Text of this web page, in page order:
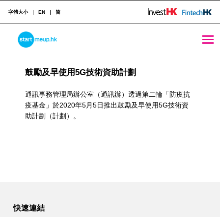
Anti-Epidemic Fund – Support Measures for SMEs and Startups Archives - StartmeupHK
STARTMEUPHK
字體大小 EN 简
R
C
鼓勵及早使用5G技術資助計劃
通訊事務管理局辦公室（通訊辦）透過第二輪「防疫抗
疫基金」於2020年5月5日推出鼓勵及早使用5G技術資
助計劃（計劃）。
快速連結